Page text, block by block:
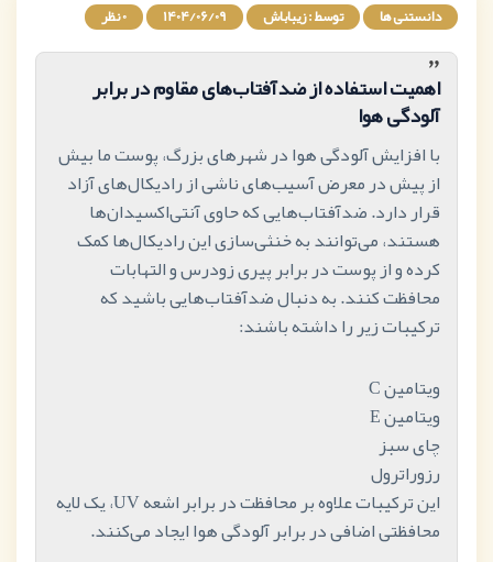
دانستنی ها توسط : زیباباش 1404/06/09 0 نظر
”
اهمیت استفاده از ضدآفتاب‌های مقاوم در برابر
آلودگی هوا
با افزایش آلودگی هوا در شهرهای بزرگ، پوست ما بیش
از پیش در معرض آسیب‌های ناشی از رادیکال‌های آزاد
قرار دارد. ضدآفتاب‌هایی که حاوی آنتی‌اکسیدان‌ها
هستند، می‌توانند به خنثی‌سازی این رادیکال‌ها کمک
کرده و از پوست در برابر پیری زودرس و التهابات
محافظت کنند. به دنبال ضدآفتاب‌هایی باشید که
ترکیبات زیر را داشته باشند:
ویتامین C
ویتامین E
چای سبز
رزوراترول
این ترکیبات علاوه بر محافظت در برابر اشعه UV، یک لایه
محافظتی اضافی در برابر آلودگی هوا ایجاد می‌کنند.